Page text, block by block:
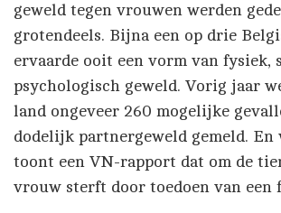
geweld tegen vrouwen werden
grotendeels. Bijna een op drie
ervaarde ooit een vorm van fysiek,
psychologisch geweld. Vorig jaar
land ongeveer 260 mogelijke
dodelijk partnergeweld gemeld.
toont een VN-rapport dat om de
vrouw sterft door toedoen van een